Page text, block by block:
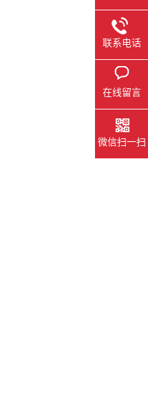
联系电话
在线留言
微信扫一扫